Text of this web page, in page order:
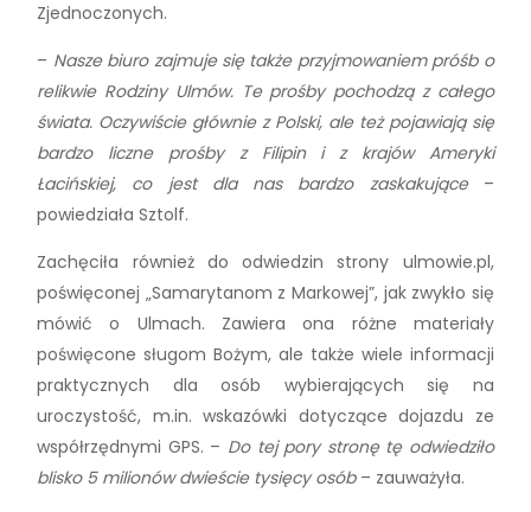
Zjednoczonych.
– Nasze biuro zajmuje się także przyjmowaniem próśb o
relikwie Rodziny Ulmów. Te prośby pochodzą z całego
świata. Oczywiście głównie z Polski, ale też pojawiają się
bardzo liczne prośby z Filipin i z krajów Ameryki
Łacińskiej, co jest dla nas bardzo zaskakujące–
powiedziała Sztolf.
Zachęciła również do odwiedzin strony ulmowie.pl,
poświęconej „Samarytanom z Markowej”, jak zwykło się
mówić o Ulmach. Zawiera ona różne materiały
poświęcone sługom Bożym, ale także wiele informacji
praktycznych dla osób wybierających się na
uroczystość, m.in. wskazówki dotyczące dojazdu ze
współrzędnymi GPS. – Do tej pory stronę tę odwiedziło
blisko 5 milionów dwieście tysięcy osób– zauważyła.